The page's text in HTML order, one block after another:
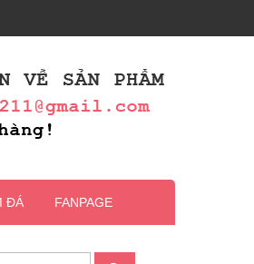
ĐÁ FANPAGE